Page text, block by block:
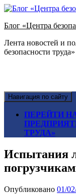
Блог «Центра
Лента новостей и
безопасности труда»
Навигация по сайту
ПЕРЕЙТИ
ТРУДА»
Испытания
Опубликовано 01/